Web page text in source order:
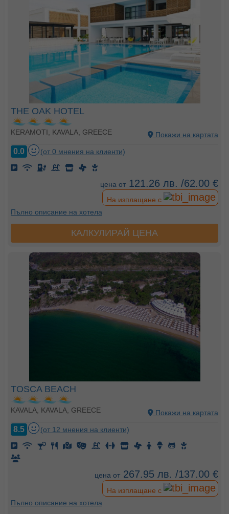
THE OAK HOTEL
KERAMOTI, KAVALA, GREECE Покажи на картата
0.0 (от 0 мнения на клиенти)
цена от 121.26 лв. /62.00 €
На изплащане с
Пълно описание на хотела
КАЛКУЛИРАЙ ЦЕНА
TOSCA BEACH
KAVALA, KAVALA, GREECE Покажи на картата
8.5 (от 12 мнения на клиенти)
цена от 267.95 лв. /137.00 €
На изплащане с
Пълно описание на хотела